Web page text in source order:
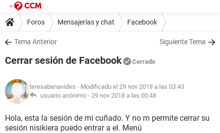
Foros Mensajerías y chat Facebook
Tema Anterior Siguiente Tema
Cerrar sesión de Facebook Cerrado
teresabenavides - Modificado el 29 nov 2018 a las 03:43
usuario anónimo - 29 nov 2018 a las 00:48
Hola, esta la sesión de mi cuñado. Y no m permite cerrar su
sesión nisikiera puedo entrar a el. Menú